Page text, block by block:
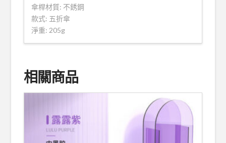
傘桿材質: 不銹鋼
款式: 五折傘
淨重: 205g
相關商品